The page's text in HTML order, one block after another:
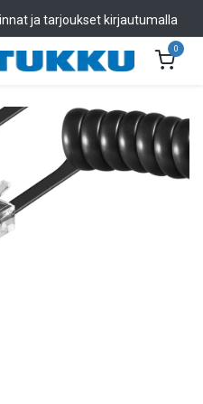
ja tarjoukset kirjautumalla
0